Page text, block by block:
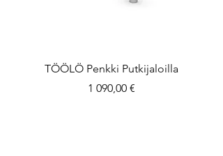
TÖÖLÖ Penkki Putkijaloilla
Hinta
1 090,00 €